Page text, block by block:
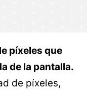
píxeles que
de la pantalla.
de píxeles,